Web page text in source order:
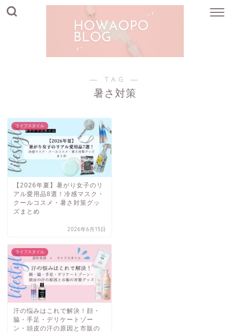
― TAG ―
暑さ対策
ライフスタイル
【2026年夏】暑がり女子のリ
アル愛用品8選！冷感マスク・
クールコスメ・暑さ対策グッ
ズまとめ
2026年6月15日
ライフスタイル
汗の悩みはこれで解決！顔・
脇・手足・デリケートゾー
ン・頭皮の汗の原因と市販の